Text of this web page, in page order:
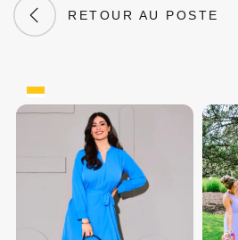
RETOUR AU POSTE